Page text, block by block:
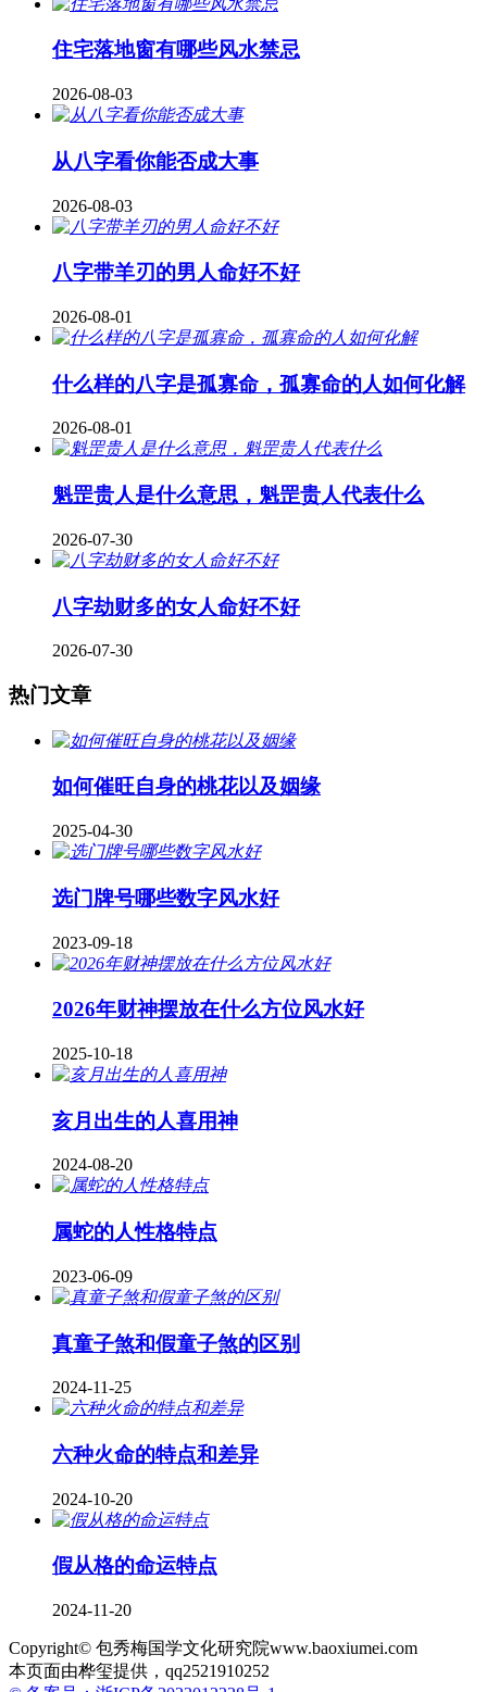
住宅落地窗有哪些风水禁忌
2026-08-03
从八字看你能否成大事
2026-08-03
八字带羊刃的男人命好不好
2026-08-01
什么样的八字是孤寡命，孤寡命的人如何化解
2026-08-01
魁罡贵人是什么意思，魁罡贵人代表什么
2026-07-30
八字劫财多的女人命好不好
2026-07-30
热门文章
如何催旺自身的桃花以及姻缘
2025-04-30
​选门牌号哪些数字风水好
2023-09-18
2026年财神摆放在什么方位风水好
2025-10-18
亥月出生的人喜用神
2024-08-20
属蛇的人性格特点
2023-06-09
真童子煞和假童子煞的区别
2024-11-25
六种火命的特点和差异
2024-10-20
假从格的命运特点
2024-11-20
Copyright© 包秀梅国学文化研究院www.baoxiumei.com
本页面由桦玺提供，qq2521910252